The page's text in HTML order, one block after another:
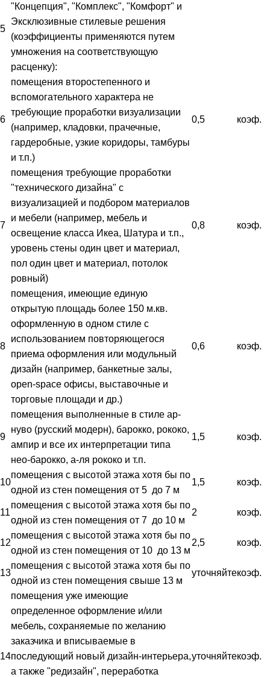
5
"Концепция", "Комплекс", "Комфорт" и
Эксклюзивные стилевые решения
(коэффициенты применяются путем
умножения на соответствующую
расценку):
6
помещения второстепенного и
вспомогательного характера не
требующие проработки визуализации
(например, кладовки, прачечные,
гардеробные, узкие коридоры, тамбуры
и т.п.)
0,5 коэф.
7
помещения требующие проработки
"технического дизайна" с
визуализацией и подбором материалов
и мебели (например, мебель и
освещение класса Икеа, Шатура и т.п.,
уровень стены один цвет и материал,
пол один цвет и материал, потолок
ровный)
0,8 коэф.
8
помещения, имеющие единую
открытую площадь более 150 м.кв.
оформленную в одном стиле с
использованием повторяющегося
приема оформления или модульный
дизайн (например, банкетные залы,
open-space офисы, выставочные и
торговые площади и др.)
0,6 коэф.
9
помещения выполненные в стиле ар-
нуво (русский модерн), барокко, рококо,
ампир и все их интерпретации типа
нео-барокко, а-ля рококо и т.п.
1,5 коэф.
10
помещения с высотой этажа хотя бы по
одной из стен помещения от 5 до 7 м
1,5 коэф.
11
помещения с высотой этажа хотя бы по
одной из стен помещения от 7 до 10 м
2 коэф.
12
помещения с высотой этажа хотя бы по
одной из стен помещения от 10 до 13 м
2,5 коэф.
13
помещения с высотой этажа хотя бы по
одной из стен помещения свыше 13 м
уточняйтекоэф.
14
помещения уже имеющие
определенное оформление и/или
мебель, сохраняемые по желанию
заказчика и вписываемые в
последующий новый дизайн-интерьера,
а также "редизайн", переработка
уточняйтекоэф.